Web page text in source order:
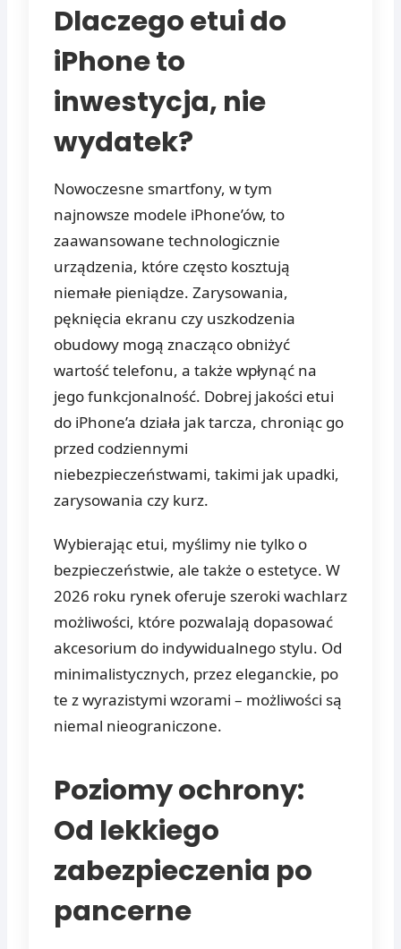
Dlaczego etui do
iPhone to
inwestycja, nie
wydatek?
Nowoczesne smartfony, w tym
najnowsze modele iPhone’ów, to
zaawansowane technologicznie
urządzenia, które często kosztują
niemałe pieniądze. Zarysowania,
pęknięcia ekranu czy uszkodzenia
obudowy mogą znacząco obniżyć
wartość telefonu, a także wpłynąć na
jego funkcjonalność. Dobrej jakości etui
do iPhone’a działa jak tarcza, chroniąc go
przed codziennymi
niebezpieczeństwami, takimi jak upadki,
zarysowania czy kurz.
Wybierając etui, myślimy nie tylko o
bezpieczeństwie, ale także o estetyce. W
2026 roku rynek oferuje szeroki wachlarz
możliwości, które pozwalają dopasować
akcesorium do indywidualnego stylu. Od
minimalistycznych, przez eleganckie, po
te z wyrazistymi wzorami – możliwości są
niemal nieograniczone.
Poziomy ochrony:
Od lekkiego
zabezpieczenia po
pancerne